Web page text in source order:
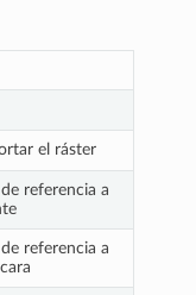
el ráster
referencia a
referencia a